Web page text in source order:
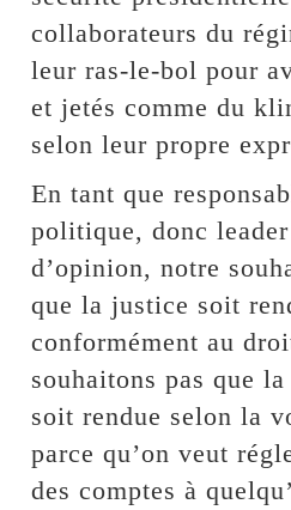
collaborateurs du
leur ras-le-bol pour
et jetés comme du
selon leur propre
En tant que
politique, donc leader
d’opinion, notre
que la justice soit
conformément au
souhaitons pas que
soit rendue selon la
parce qu’on veut
des comptes à